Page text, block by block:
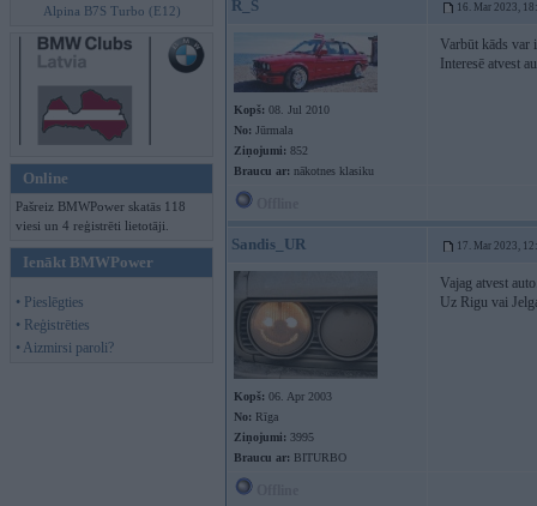
Alpina B7S Turbo (E12)
Online
Pašreiz BMWPower skatās 118
viesi un 4 reģistrēti lietotāji.
Ienākt BMWPower
• Pieslēgties
• Reģistrēties
• Aizmirsi paroli?
R_S 16. Mar 2023,
Kopš: 08. Jul 2010
No: Jūrmala
Ziņojumi: 852
Braucu ar: nākotnes klasiku
Varbūt kāds var
Interesē atvest
Sandis_UR 17. Mar 2023,
Kopš: 06. Apr 2003
No: Rīga
Ziņojumi: 3995
Braucu ar: BITURBO
Vajag atvest
Uz Rigu vai